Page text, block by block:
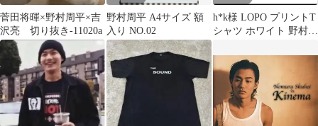
菅田将暉×野村周平×吉
沢亮 切り抜き-11020a
野村周平 A4サイズ 額
入り NO.02
h*k様 LOPO プリントT
シャツ ホワイト 野村周